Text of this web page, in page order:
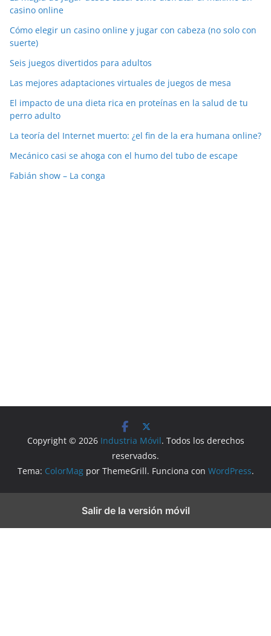
casino online
Cómo elegir un casino online y jugar con cabeza (no solo con
suerte)
Seis juegos divertidos para adultos
Las mejores adaptaciones virtuales de juegos de mesa
El impacto de una dieta rica en proteínas en la salud de tu
perro adulto
La teoría del Internet muerto: ¿el fin de la era humana online?
Mecánico casi se ahoga con el humo del tubo de escape
Fabián show – La conga
Copyright © 2026 Industria Móvil. Todos los derechos
reservados.
Tema: ColorMagpor ThemeGrill. Funciona con WordPress.
Salir de la versión móvil